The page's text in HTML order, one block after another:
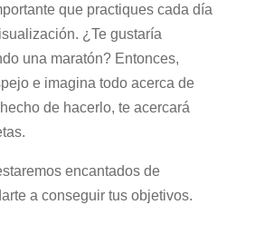
que practiques cada día
¿Te gustaría
una maratón? Entonces,
e imagina todo acerca de
de hacerlo, te acercará
encantados de
a conseguir tus objetivos.